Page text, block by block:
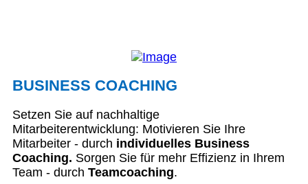
BUSINESS COACHING
Setzen Sie auf nachhaltige
Mitarbeiterentwicklung: Motivieren Sie Ihre
Mitarbeiter - durch individuelles Business
Coaching. Sorgen Sie für mehr Effizienz in Ihrem
Team - durch Teamcoaching.